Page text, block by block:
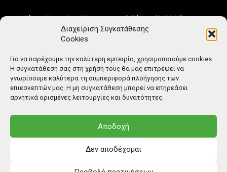
Διαχείριση Συγκατάθεσης
Cookies
Για να παρέχουμε την καλύτερη εμπειρία, χρησιμοποιούμε cookies.
Η συγκατάθεσή σας στη χρήση τους θα μας επιτρέψει να
γνωρίσουμε καλύτερα τη συμπεριφορά πλοήγησης των
επιεσκεπτών μας. Η μη συγκατάθεση μπορεί να επηρεάσει
αρνητικά ορισμένες λειτουργίες και δυνατότητες.
Αποδοχή
Δεν αποδέχομαι
Μέλος Μητρώου Ηλεκτρονικού Τύπου (242225)